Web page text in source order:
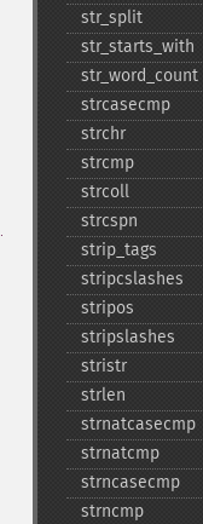
str_​split
str_​starts_​with
str_​word_​count
strcasecmp
strchr
strcmp
strcoll
strcspn
strip_​tags
stripcslashes
stripos
stripslashes
stristr
strlen
strnatcasecmp
strnatcmp
strncasecmp
strncmp